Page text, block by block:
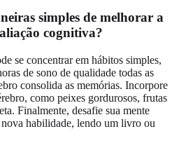
simples de melhorar a
cognitiva?
se concentrar em hábitos simples,
de sono de qualidade todas as
consolida as memórias. Incorpore
como peixes gordurosos, frutas
Finalmente, desafie sua mente
habilidade, lendo um livro ou